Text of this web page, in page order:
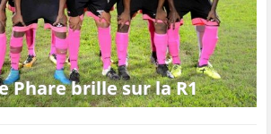
Phare brille sur la R1